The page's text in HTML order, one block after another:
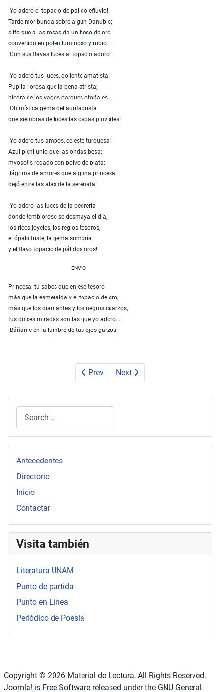
¡Yo adoro el topacio de pálido efluvio!
Tarde moribunda sobre algún Danubio;
silfo que a las rosas da un beso de oro
convertido en polen luminoso y rubio...
¡Con sus flavas luces al topacio adoro!
¡Yo adoró tus luces, doliente amatista!
Pupila llorosa que la pena atrista;
hiedra de los vagos parques otoñales...
¡Oh mística gema del aurifabrista
que siembras de luces las capas pluviales!
¡Yo adoro tus ampos, celeste turquesa!
Azul plenilunio que las ondas besa;
myosotis regado con polvo de plata;
¡lágrima de amores que alguna princesa
dejó entre las alas de la serenata!
¡Yo adoro las luces de la pedrería
donde tembloroso se desmaya el día,
los ricos joyeles, los regios tesoros,
el ópalo triste, la gema sombría
y el flavo topacio de pálidos oros!
envío
Princesa: tú sabes que en ese tesoro
más que la esmeralda y el topacio de oro,
más que los diamantes y los negros cuarzos,
tus dulces miradas son las que yo adoro...
¡Báñame en la lumbre de tus ojos garzos!
Prev Next
Antecedentes
Directorio
Inicio
Contactar
Visita también
Literatura UNAM
Punto de partida
Punto en Línea
Periódico de Poesía
Copyright © 2026 Material de Lectura. All Rights Reserved.
Joomla! is Free Software released under the GNU General